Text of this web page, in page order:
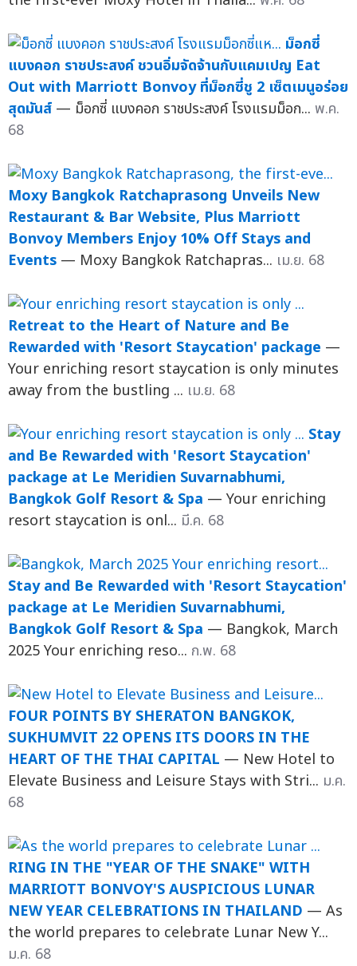
ม็อกซี่
แบงคอก ราชประสงค์ ชวนอิ่มจัดจ้านกับแคมเปญ Eat
Out with Marriott Bonvoy ที่ม็อกซี่ชู 2 เซ็ตเมนูอร่อย
สุดมันส์ — ม็อกซี่ แบงคอก ราชประสงค์ โรงแรมม็อก... พ.ค.
68
Moxy Bangkok Ratchaprasong Unveils New
Restaurant & Bar Website, Plus Marriott
Bonvoy Members Enjoy 10% Off Stays and
Events — Moxy Bangkok Ratchapras... เม.ย. 68
Retreat to the Heart of Nature and Be
Rewarded with 'Resort Staycation' package —
Your enriching resort staycation is only minutes
away from the bustling ... เม.ย. 68
Stay
and Be Rewarded with 'Resort Staycation'
package at Le Meridien Suvarnabhumi,
Bangkok Golf Resort & Spa — Your enriching
resort staycation is onl... มี.ค. 68
Stay and Be Rewarded with 'Resort Staycation'
package at Le Meridien Suvarnabhumi,
Bangkok Golf Resort & Spa — Bangkok, March
2025 Your enriching reso... ก.พ. 68
FOUR POINTS BY SHERATON BANGKOK,
SUKHUMVIT 22 OPENS ITS DOORS IN THE
HEART OF THE THAI CAPITAL — New Hotel to
Elevate Business and Leisure Stays with Stri... ม.ค.
68
RING IN THE "YEAR OF THE SNAKE" WITH
MARRIOTT BONVOY'S AUSPICIOUS LUNAR
NEW YEAR CELEBRATIONS IN THAILAND — As
the world prepares to celebrate Lunar New Y...
ม.ค. 68